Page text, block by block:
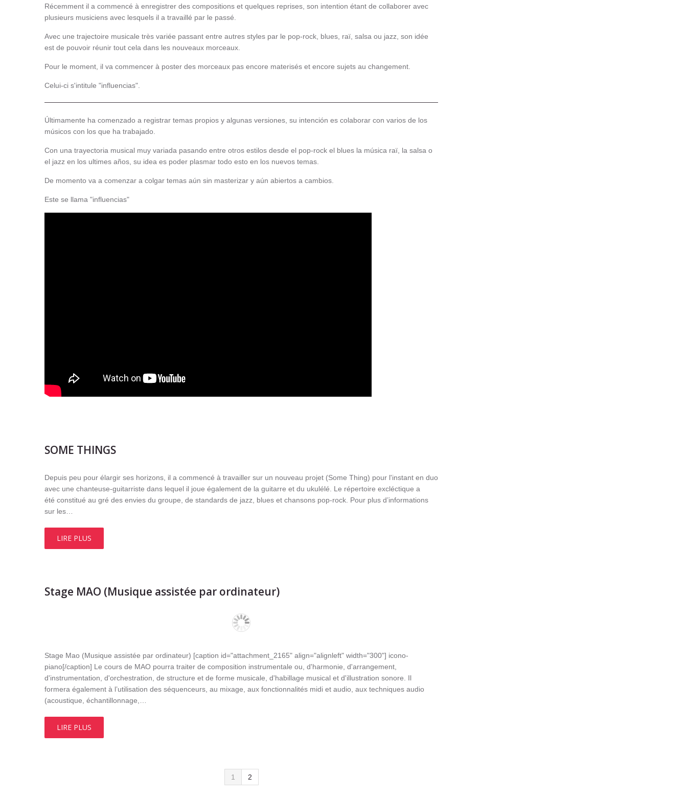
Récemment il a commencé à enregistrer des compositions et quelques reprises, son intention étant de collaborer avec
plusieurs musiciens avec lesquels il a travaillé par le passé.
Avec une trajectoire musicale très variée passant entre autres styles par le pop-rock, blues, raï, salsa ou jazz, son idée
est de pouvoir réunir tout cela dans les nouveaux morceaux.
Pour le moment, il va commencer à poster des morceaux pas encore materisés et encore sujets au changement.
Celui-ci s'intitule "influencias".
Últimamente ha comenzado a registrar temas propios y algunas versiones, su intención es colaborar con varios de los
músicos con los que ha trabajado.
Con una trayectoria musical muy variada pasando entre otros estilos desde el pop-rock el blues la música raï, la salsa o
el jazz en los ultimes años, su idea es poder plasmar todo esto en los nuevos temas.
De momento va a comenzar a colgar temas aún sin masterizar y aún abiertos a cambios.
Este se llama "influencias"
SOME THINGS
Depuis peu pour élargir ses horizons, il a commencé à travailler sur un nouveau projet (Some Thing) pour l'instant en duo
avec une chanteuse-guitarriste dans lequel il joue également de la guitarre et du ukulélé. Le répertoire excléctique a
été constitué au gré des envies du groupe, de standards de jazz, blues et chansons pop-rock. Pour plus d’informations
sur les…
LIRE PLUS
Stage MAO (Musique assistée par ordinateur)
Stage Mao (Musique assistée par ordinateur) [caption id="attachment_2165" align="alignleft" width="300"] icono-
piano[/caption] Le cours de MAO pourra traiter de composition instrumentale ou, d'harmonie, d'arrangement,
d'instrumentation, d'orchestration, de structure et de forme musicale, d'habillage musical et d'illustration sonore. Il
formera également à l’utilisation des séquenceurs, au mixage, aux fonctionnalités midi et audio, aux techniques audio
(acoustique, échantillonnage,…
LIRE PLUS
1 2